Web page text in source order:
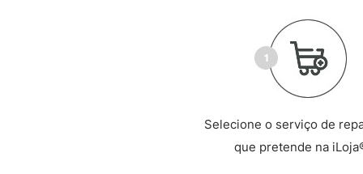
Selecione o serviço de
que pretende na